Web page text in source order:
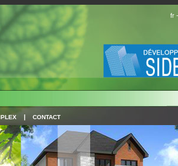
fr -
| CONTACT